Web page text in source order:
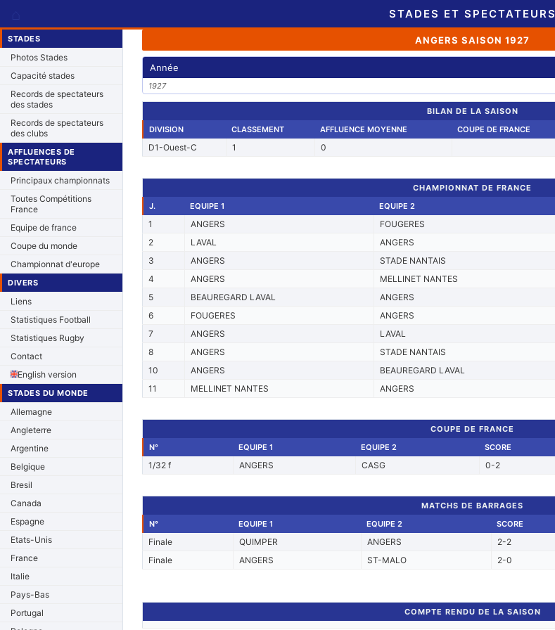
STADES ET SPECTATEURS
STADES
Photos Stades
Capacité stades
Records de spectateurs
des stades
Records de spectateurs
des clubs
AFFLUENCES DE
SPECTATEURS
Principaux championnats
Toutes Compétitions
France
Equipe de france
Coupe du monde
Championnat d'europe
DIVERS
Liens
Statistiques Football
Statistiques Rugby
Contact
English version
STADES DU MONDE
Allemagne
Angleterre
Argentine
Belgique
Bresil
Canada
Espagne
Etats-Unis
France
Italie
Pays-Bas
Portugal
ANGERS SAISON 1927
Année
1927
BILAN DE LA SAISON
DIVISION
CLASSEMENT AFFLUENCE MOYENNE COUPE DE FRANCE
D1-Ouest-C 1 0
CHAMPIONNAT DE FRANCE
J.
EQUIPE 1 EQUIPE 2
1 ANGERS FOUGERES
2
LAVAL ANGERS
3
ANGERS STADE NANTAIS
4
ANGERS MELLINET NANTES
5
BEAUREGARD LAVAL ANGERS
6
FOUGERES ANGERS
7
ANGERS LAVAL
8
ANGERS STADE NANTAIS
10
ANGERS BEAUREGARD LAVAL
11
MELLINET NANTES ANGERS
COUPE DE FRANCE
N°
EQUIPE 1 EQUIPE 2 SCORE
1/32 f ANGERS CASG 0-2
MATCHS DE BARRAGES
N°
EQUIPE 1 EQUIPE 2 SCORE
Finale QUIMPER ANGERS 2-2
Finale
ANGERS ST-MALO 2-0
COMPTE RENDU DE LA SAISON